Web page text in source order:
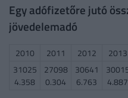
Egy adófizetőre jutó
jövedelemadó
2010 2011 2012 2013
31025
4.358
27098
0.304
30641
6.763
4.887